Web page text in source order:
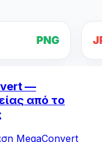
—
από το
MegaConvert